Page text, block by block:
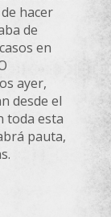
hacer
de
en
ayer,
desde el
toda esta
pauta,